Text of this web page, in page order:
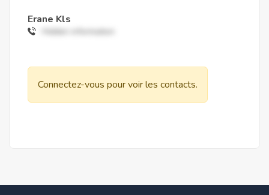
Erane Kls
Hidden information
Connectez-vous pour voir les contacts.